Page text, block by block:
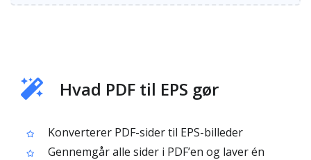
Hvad PDF til EPS gør
Konverterer PDF-sider til EPS-billeder
Gennemgår alle sider i PDF’en og laver én